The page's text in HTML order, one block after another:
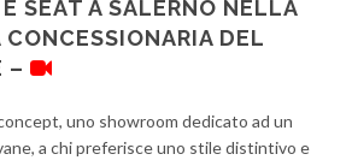
E SEAT A SALERNO NELLA
CONCESSIONARIA DEL
–
uno showroom dedicato ad un
a chi preferisce uno stile distintivo e